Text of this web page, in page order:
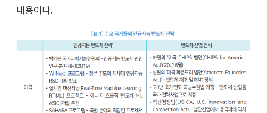
내용이다.